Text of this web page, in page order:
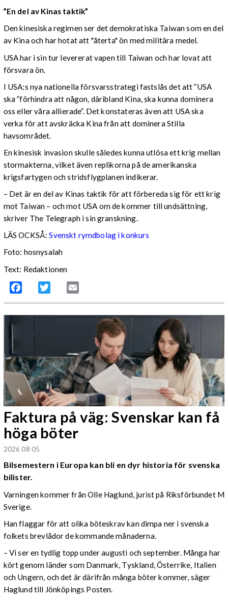
”En del av Kinas taktik”
Den kinesiska regimen ser det demokratiska Taiwan som en del
av Kina och har hotat att "återta" ön med militära medel.
USA har i sin tur levererat vapen till Taiwan och har lovat att
försvara ön.
I USA:s nya nationella försvarsstrategi fastslås det att ”USA
ska ”förhindra att någon, däribland Kina, ska kunna dominera
oss eller våra allierade”. Det konstateras även att USA ska
verka för att avskräcka Kina från att dominera Stilla
havsområdet.
En kinesisk invasion skulle således kunna utlösa ett krig mellan
stormakterna, vilket även replikorna på de amerikanska
krigsfartygen och stridsflygplanen indikerar.
– Det är en del av Kinas taktik för att förbereda sig för ett krig
mot Taiwan – och mot USA om de kommer till undsättning,
skriver The Telegraph i sin granskning.
LÄS OCKSÅ: Svenskt rymdbolag i konkurs
Foto: hosnysalah
Text: Redaktionen
Facebook Twitter
Faktura på väg: Svenskar kan få
höga böter
2026 08 05
Bilsemestern i Europa kan bli en dyr historia för svenska
bilister.
Varningen kommer från Olle Haglund, jurist på Riksförbundet M
Sverige.
Han flaggar för att olika böteskrav kan dimpa ner i svenska
folkets brevlådor de kommande månaderna.
– Vi ser en tydlig topp under augusti och september. Många har
kört genom länder som Danmark, Tyskland, Österrike, Italien
och Ungern, och det är därifrån många böter kommer, säger
Haglund till Jönköpings Posten.